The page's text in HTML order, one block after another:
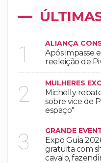
1 ALIANÇA
Após impasse
reeleição de
2 MULHERES
Michelly
sobre vice de
espaço"
3 GRANDE
Expo Guia
gratuita com
cavalo,